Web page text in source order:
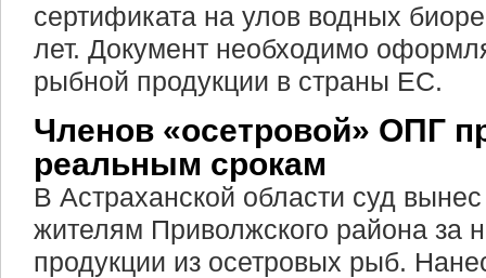
сертификата на улов водных
лет. Документ необходимо
рыбной продукции в страны ЕС.
Членов «осетровой» ОПГ
реальным срокам
В Астраханской области суд
жителям Приволжского района за
продукции из осетровых рыб.